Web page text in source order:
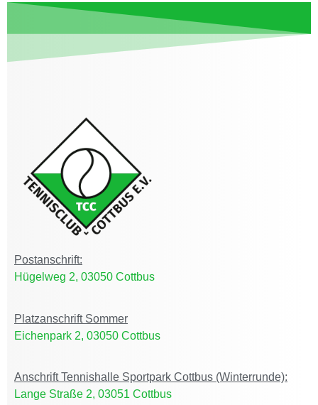
Postanschrift:
Hügelweg 2, 03050 Cottbus
Platzanschrift Sommer
Eichenpark 2, 03050 Cottbus
Anschrift Tennishalle Sportpark Cottbus (Winterrunde):
Lange Straße 2, 03051 Cottbus